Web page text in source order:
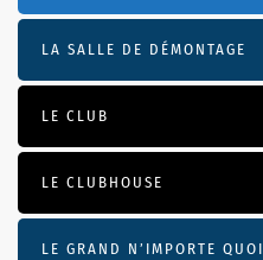
LA SALLE DE DÉMONTAGE
LE CLUB
LE CLUBHOUSE
LE GRAND N’IMPORTE QUOI